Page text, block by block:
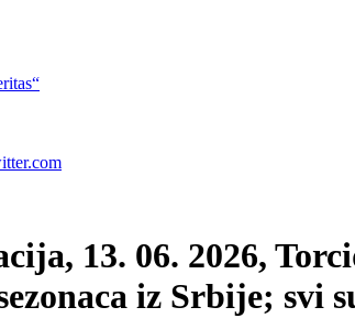
13. 06. 2026,
iz Srbije; svi